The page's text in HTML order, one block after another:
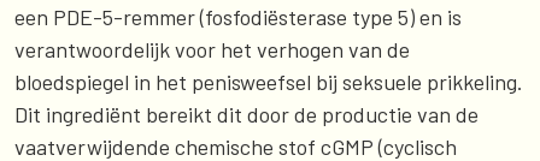
een PDE-5-remmer (fosfodiësterase type 5) en is
verantwoordelijk voor het verhogen van de
bloedspiegel in het penisweefsel bij seksuele prikkeling.
Dit ingrediënt bereikt dit door de productie van de
vaatverwijdende chemische stof cGMP (cyclisch